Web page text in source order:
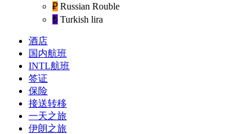
₽‎ Russian Rouble
₺‎ Turkish lira
酒店
国内航班
INTL航班
签证
保险
接送转移
一天之旅
伊朗之旅